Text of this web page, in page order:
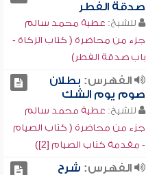
صدقة الفطر
للشيخ: عطية محمد سالم
جزء من محاضرة ( كتاب الزكاة -
باب صدقة الفطر)
الفهرس: بطلان
صوم يوم الشك
للشيخ: عطية محمد سالم
جزء من محاضرة ( كتاب الصيام
- مقدمة كتاب الصيام [2])
الفهرس: شرح